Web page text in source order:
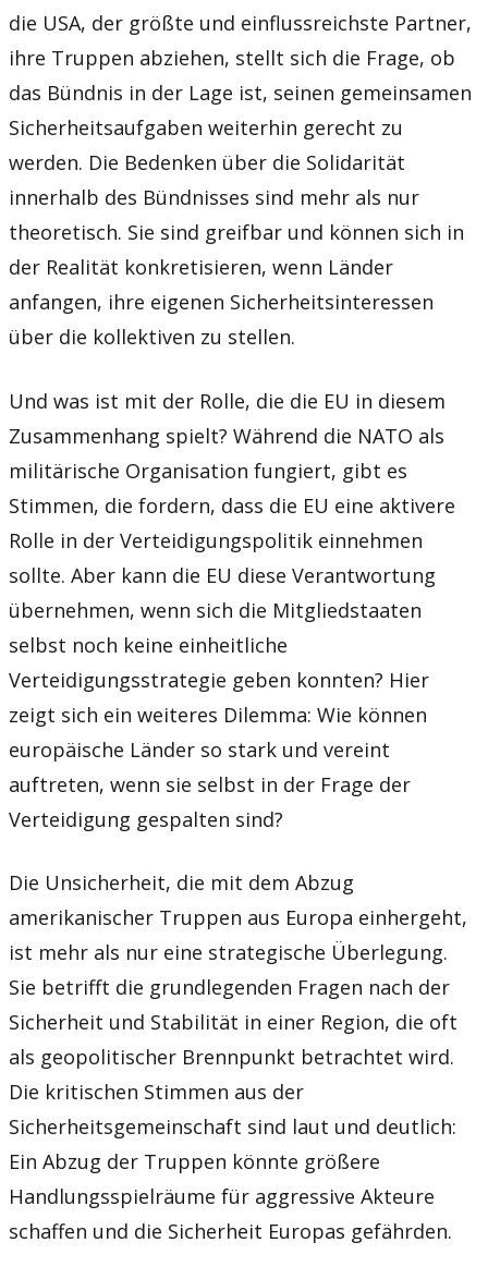
die USA, der größte und einflussreichste Partner,
ihre Truppen abziehen, stellt sich die Frage, ob
das Bündnis in der Lage ist, seinen gemeinsamen
Sicherheitsaufgaben weiterhin gerecht zu
werden. Die Bedenken über die Solidarität
innerhalb des Bündnisses sind mehr als nur
theoretisch. Sie sind greifbar und können sich in
der Realität konkretisieren, wenn Länder
anfangen, ihre eigenen Sicherheitsinteressen
über die kollektiven zu stellen.
Und was ist mit der Rolle, die die EU in diesem
Zusammenhang spielt? Während die NATO als
militärische Organisation fungiert, gibt es
Stimmen, die fordern, dass die EU eine aktivere
Rolle in der Verteidigungspolitik einnehmen
sollte. Aber kann die EU diese Verantwortung
übernehmen, wenn sich die Mitgliedstaaten
selbst noch keine einheitliche
Verteidigungsstrategie geben konnten? Hier
zeigt sich ein weiteres Dilemma: Wie können
europäische Länder so stark und vereint
auftreten, wenn sie selbst in der Frage der
Verteidigung gespalten sind?
Die Unsicherheit, die mit dem Abzug
amerikanischer Truppen aus Europa einhergeht,
ist mehr als nur eine strategische Überlegung.
Sie betrifft die grundlegenden Fragen nach der
Sicherheit und Stabilität in einer Region, die oft
als geopolitischer Brennpunkt betrachtet wird.
Die kritischen Stimmen aus der
Sicherheitsgemeinschaft sind laut und deutlich:
Ein Abzug der Truppen könnte größere
Handlungsspielräume für aggressive Akteure
schaffen und die Sicherheit Europas gefährden.